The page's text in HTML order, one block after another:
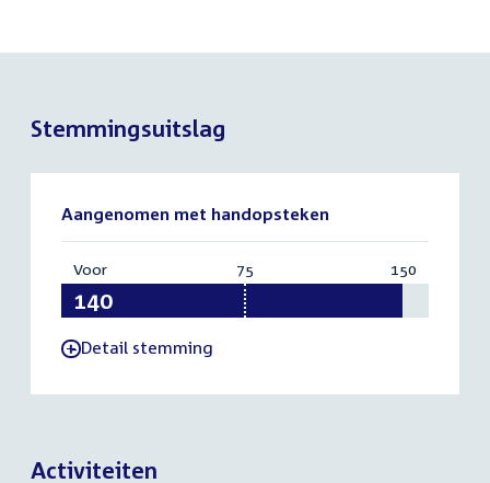
Stemmingsuitslag
Aangenomen met handopsteken
Voor:
140
75 150
-Detail stemming
Activiteiten